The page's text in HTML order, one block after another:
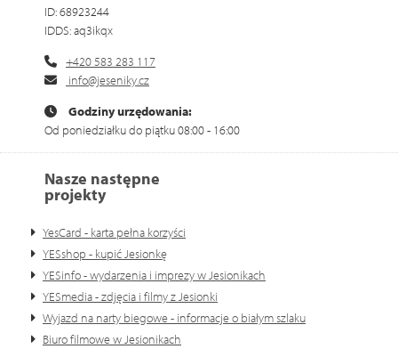
ID: 68923244
IDDS: aq3ikqx
+420 583 283 117
info@jeseniky.cz
Godziny urzędowania:
Od poniedziałku do piątku 08:00 - 16:00
Nasze następne
projekty
YesCard - karta pełna korzyści
YESshop - kupić Jesionkę
YESinfo - wydarzenia i imprezy w Jesionikach
YESmedia - zdjęcia i filmy z Jesionki
Wyjazd na narty biegowe - informacje o białym szlaku
Biuro filmowe w Jesionikach